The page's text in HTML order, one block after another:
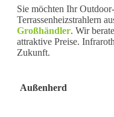
Sie möchten Ihr
Terrassenheizstrahlern
Großhändler. Wir
attraktive Preise.
Zukunft.
Außenherd